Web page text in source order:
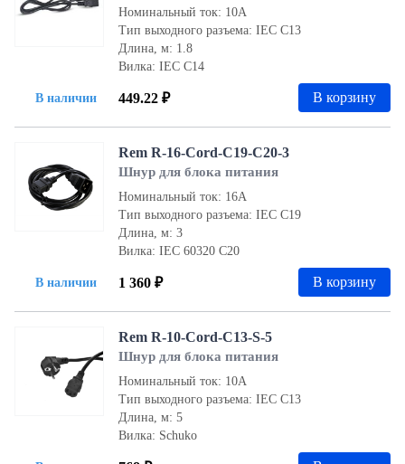
В наличии
Номинальный ток: 10А
Тип выходного разъема: IEC С13
Длина, м: 1.8
Вилка: IEC С14
449.22 ₽ В корзину
В наличии
Rem R-16-Cord-C19-C20-3
Шнур для блока питания
Номинальный ток: 16А
Тип выходного разъема: IEC С19
Длина, м: 3
Вилка: IEC 60320 С20
1 360 ₽ В корзину
Rem R-10-Cord-C13-S-5
Шнур для блока питания
Номинальный ток: 10А
Тип выходного разъема: IEC С13
Длина, м: 5
Вилка: Schuko